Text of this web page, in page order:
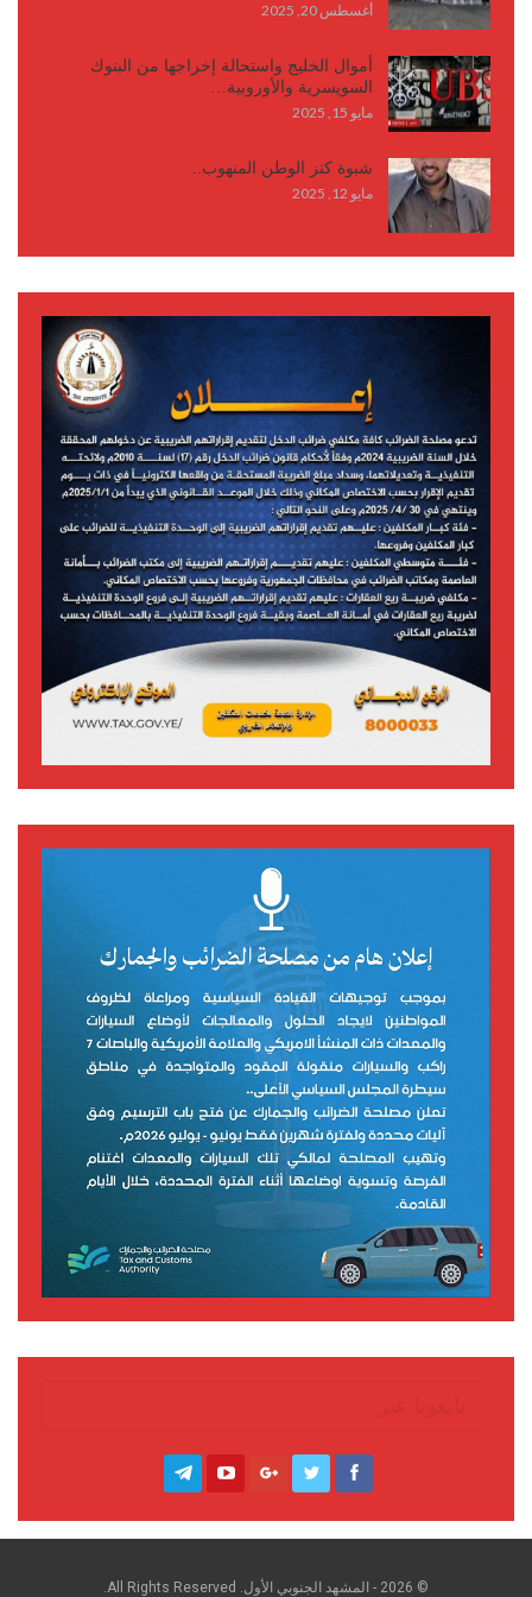
أغسطس 20, 2025
أموال الخليج واستحالة إخراجها من البنوك
السويسرية والأوروبية…
مايو 15, 2025
شبوة كنز الوطن المنهوب..
مايو 12, 2025
تابعونا عبر
© 2026 - المشهد الجنوبي الأول. All Rights Reserved.